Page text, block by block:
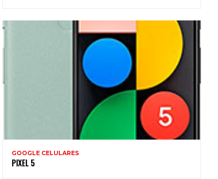
GOOGLE CELULARES
PIXEL 5